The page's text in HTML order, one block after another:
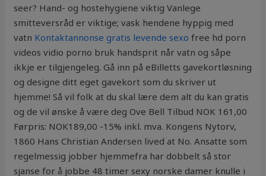
seer? Hand- og hostehygiene viktig Vanlege
smitteversråd er viktige; vask hendene hyppig med
vatn Kontaktannonse gratis levende sexo free hd porn
videos vidio porno bruk handsprit når vatn og såpe
ikkje er tilgjengeleg. Gå inn på eBilletts gavekortløsning
og designe ditt eget gavekort som du skriver ut
hjemme! Så vil folk at du skal lære dem alt du kan gratis
og de vil ønske å være deg Ove Bell Tilbud NOK 161,00
Førpris: NOK189,00 -15% inkl. mva. Kongens Nytorv,
1860 Hans Christian Andersen lived at No. Ansatte som
regelmessig jobber hjemmefra har dobbelt så stor
sjanse for å jobbe 48 timer sexy norske damer knulle i